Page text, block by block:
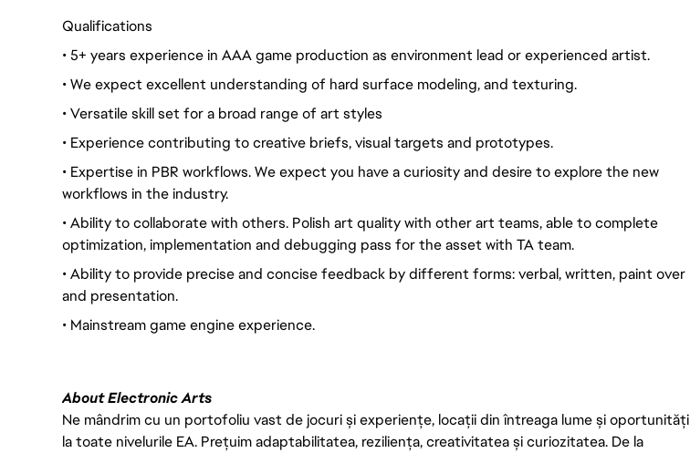
Qualifications
• 5+ years experience in AAA game production as environment lead or experienced artist.
• We expect excellent understanding of hard surface modeling, and texturing.
• Versatile skill set for a broad range of art styles
• Experience contributing to creative briefs, visual targets and prototypes.
• Expertise in PBR workflows. We expect you have a curiosity and desire to explore the new
workflows in the industry.
• Ability to collaborate with others. Polish art quality with other art teams, able to complete
optimization, implementation and debugging pass for the asset with TA team.
• Ability to provide precise and concise feedback by different forms: verbal, written, paint over
and presentation.
• Mainstream game engine experience.
About Electronic Arts
Ne mândrim cu un portofoliu vast de jocuri și experiențe, locații din întreaga lume și oportunități
la toate nivelurile EA. Prețuim adaptabilitatea, reziliența, creativitatea și curiozitatea. De la